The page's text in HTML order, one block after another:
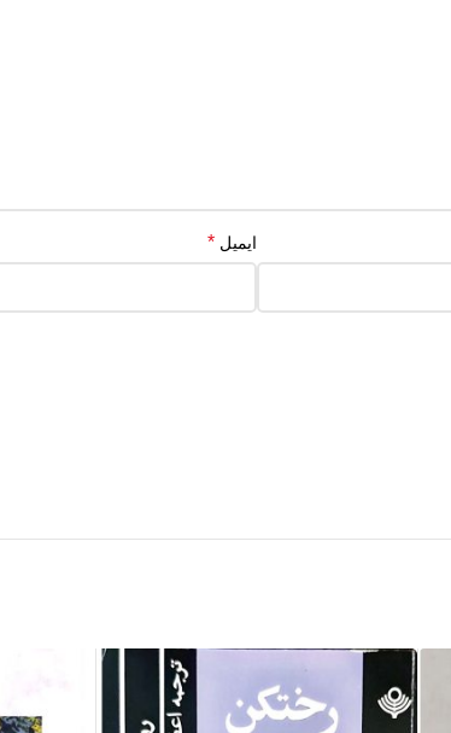
ایمیل *